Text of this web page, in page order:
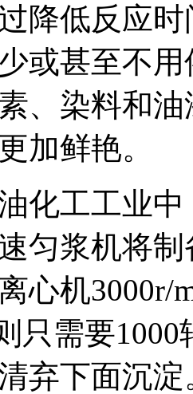
降低反应
或甚至不
、染料和
加鲜艳。
化工工业
匀浆机将
心机3000r/
只需要
弃下面沉淀